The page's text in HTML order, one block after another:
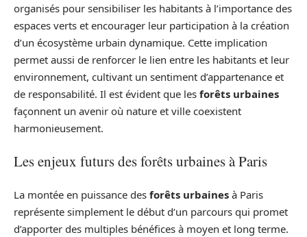
organisés pour sensibiliser les habitants à l’importance des
espaces verts et encourager leur participation à la création
d’un écosystème urbain dynamique. Cette implication
permet aussi de renforcer le lien entre les habitants et leur
environnement, cultivant un sentiment d’appartenance et
de responsabilité. Il est évident que les forêts urbaines
façonnent un avenir où nature et ville coexistent
harmonieusement.
Les enjeux futurs des forêts urbaines à Paris
La montée en puissance des forêts urbaines à Paris
représente simplement le début d’un parcours qui promet
d’apporter des multiples bénéfices à moyen et long terme.